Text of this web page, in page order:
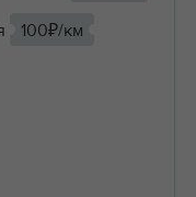
100₽/км